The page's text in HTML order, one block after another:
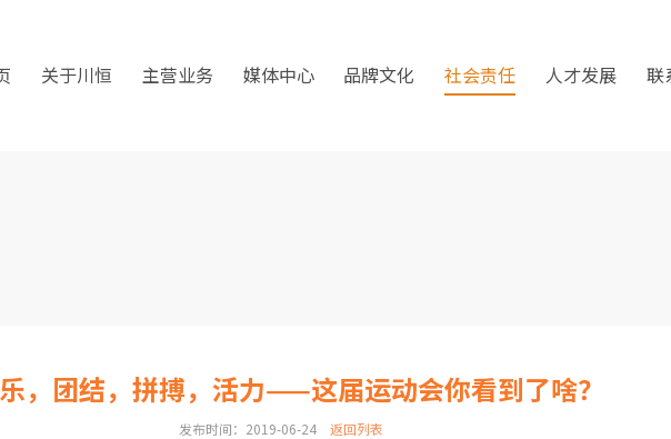
关于川恒 主营业务 媒体中心 品牌文化 社会责任 人才发展 联
，团结，拼搏，活力——这届运动会你看到了啥？
发布时间：2019-06-24 返回列表